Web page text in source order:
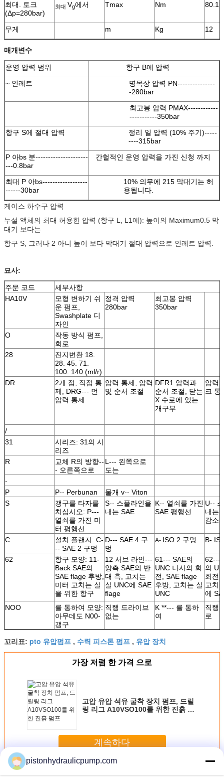
최대. 토크
(Δp=280bar)
최대 Vg에서 Tmax Nm 80.1
무게 m Kg 12
매개변수
운영 압력 범위
항구 B에 압력
~ 인레트
명목상 압력 PN---------------
-280bar
최고봉 압력 PMAX------------
-----------350bar
항구 S에 절대 압력
정리 일 압력 (10% 주기)-----
----315bar
P 아bs 분---------------------
---0.8bar
간헐적인 운영 압력을 가진 신청 까지
최대 P 아bs------------------
------30bar
10% 의무에 215 막대기는 허
용됩니다.
케이스 하수구 압력
누설 액체의 최대 허용한 압력 (항구 L, L1에): 높이의 Maximum0.5 막
대기 보다는
항구 S, 그러나 2 아니 높이 보다 막대기 절대 압력으로 인레트 압력.
묘사:
주문 코드
세부사항
HA10V
모형 변하기 쉬
운 펌프,
Swashplate 디
자인
정격 압력
280bar
최고봉 압력
350bar
O
작동 방식 펌프,
회로
28
진지변환 18.
28. 45. 71.
100. 140 (ml/r)
DR
2개 점, 직접 통
제, DRG--- 먼
압력 통제
압력 통제, 압력
및 순서 조절
DFR1 압력과
순서 조절, 닫는
X 수로에 있는
개구부
압력.
크 통
/
31
시리즈: 31의 시
리즈
R
교체 R의 방향--
- 오른쪽으로
L--- 왼쪽으로
도는
-
P
P-- Perbunan
물개 v-- Viton
S
갱구를 타자를
치십시오: P---
열쇠를 가진 미
터 평행선
S-- 스플라인을
내는 SAE
K-- 열쇠를 가진
SAE 평행선
U--
내는
감소
C
설치 플랜지: C-
-- SAE 2 구멍
D--- SAE 4 구
멍
A- ISO 2 구멍 B-
62
항구 모양: 11-
Back SAE의
SAE flage 후방,
미터 고치는 실
을 위한 항구
12 서브 라인---
양측 SAE의 반
대 측, 고치는
실 UNC에 SAE
flage
61--- SAE의
UNC 나사의 회
전, SAE flage
후방, 고치는 실
UNC
62---
의
회전,
고치
에
NOO
를 통하여 모양:
아무데도 N00-
갱구
직행 드라이브
없는
K **--- 를 통하
여
직행
로
꼬리표: pto 유압펌프 , 수력 피스톤 펌프 , 유압 장치
가장 저렴 한 가격 으로
고압 유압 석유 굴착 장치 펌프, 드릴
링 리그 A10VSO100를 위한 진흙 펌
계속하다
더 많은 것
pistonhydraulicpump.com